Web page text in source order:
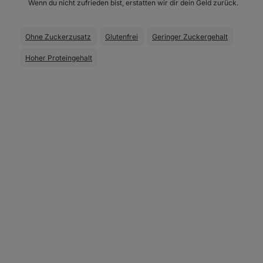
Wenn du nicht zufrieden bist, erstatten wir dir dein Geld zurück.
Ohne Zuckerzusatz Glutenfrei Geringer Zuckergehalt
Hoher Proteingehalt